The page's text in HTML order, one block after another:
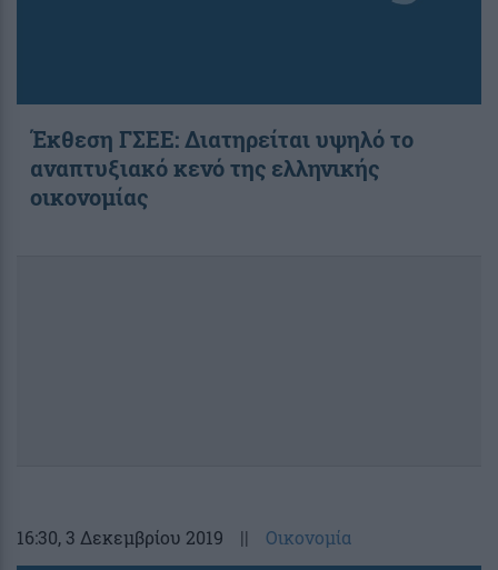
Έκθεση ΓΣΕΕ: Διατηρείται υψηλό το
αναπτυξιακό κενό της ελληνικής
οικονομίας
16:30, 3 Δεκεμβρίου 2019 || Οικονομία